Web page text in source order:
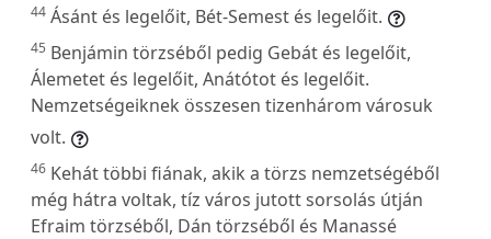
44 Ásánt és legelőit, Bét-Semest és legelőit.
45 Benjámin törzséből pedig Gebát és legelőit,
Álemetet és legelőit, Anátótot és legelőit.
Nemzetségeiknek összesen tizenhárom városuk
volt.
46 Kehát többi fiának, akik a törzs nemzetségéből
még hátra voltak, tíz város jutott sorsolás útján
Efraim törzséből, Dán törzséből és Manassé